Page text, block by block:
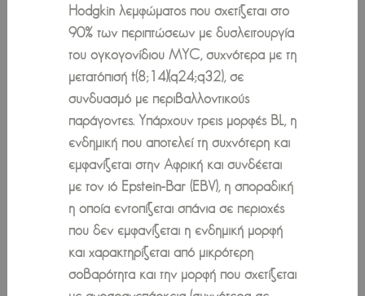
Hodgkin λεμφώματος που σχετίζεται στο
90% των περιπτώσεων με δυσλειτουργία
του ογκογονίδιου MYC, συχνότερα με τη
μετατόπισή t(8;14)(q24;q32), σε
συνδυασμό με περιβαλλοντικούς
παράγοντες. Υπάρχουν τρεις μορφές BL, η
ενδημική που αποτελεί τη συχνότερη και
εμφανίζεται στην Αφρική και συνδέεται
με τον ιό Epstein-Bar (EBV), η σποραδική
η οποία εντοπίζεται σπάνια σε περιοχές
που δεν εμφανίζεται η ενδημική μορφή
και χαρακτηρίζεται από μικρότερη
σοβαρότητα και την μορφή που σχετίζεται